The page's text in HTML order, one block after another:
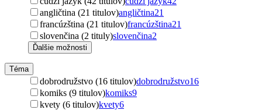
angličtina (21 titulov)angličtina21
francúzština (21 titulov)francúzština21
slovenčina (2 tituly)slovenčina2
Ďalšie možnosti
Téma
dobrodružstvo (16 titulov)dobrodružstvo16
komiks (9 titulov)komiks9
kvety (6 titulov)kvety6